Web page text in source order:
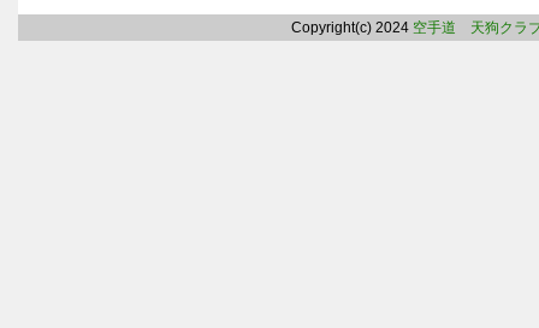
Copyright(c) 2024 空手道 天狗クラ